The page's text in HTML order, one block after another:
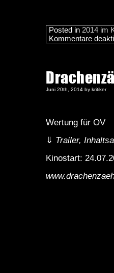
Posted in 2014 im
Kommentare
Juni 20th, 2014 by kritiker
Wertung für OV
⇓ Trailer,
Kinostart: